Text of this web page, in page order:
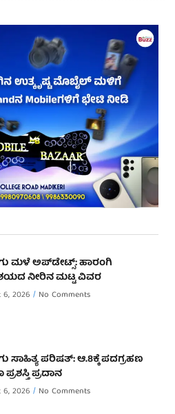
ಮಳೆ ಅಪ್‌ಡೇಟ್ಸ್: ಹಾರಂಗಿ
ನೀರಿನ ಮಟ್ಟ ವಿವರ
6, 2026 No Comments
ಸಾಹಿತ್ಯ ಪರಿಷತ್: ಆ.8ಕ್ಕೆ ಪದಗ್ರಹಣ
ಪ್ರದಾನ
6, 2026 No Comments